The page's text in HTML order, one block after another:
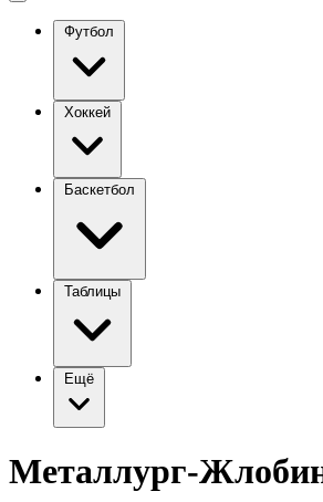
Футбол
Хоккей
Баскетбол
Таблицы
Ещё
Металлург-